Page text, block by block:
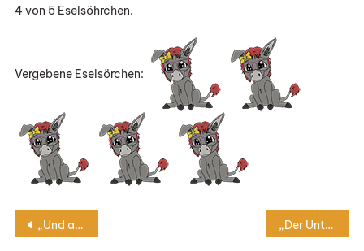
4 von 5 Eselsöhrchen.
Vergebene Eselsörchen:
Beitragsnavigation
„Und alle so still“ von Mareike Fallwickls „Der Untergang von Thornton Hall“ von Britta Habekost